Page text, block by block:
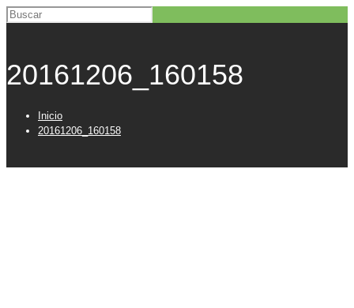
20161206_160158
Inicio
20161206_160158